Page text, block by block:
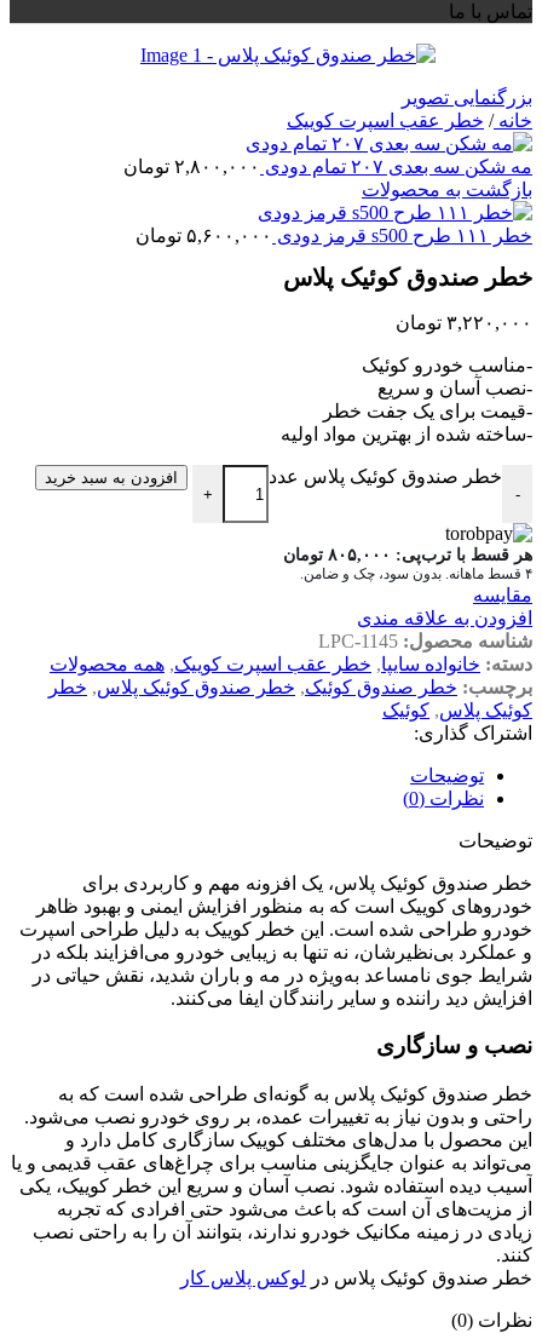
تماس با ما
بزرگنمایی تصویر
خانه/ خطر عقب اسپرت کوییک
مه شکن سه بعدی ۲۰۷ تمام دودی ۲,۸۰۰,۰۰۰ تومان
بازگشت به محصولات
خطر ۱۱۱ طرح s500 قرمز دودی ۵,۶۰۰,۰۰۰ تومان
خطر صندوق کوئیک پلاس
۳,۲۲۰,۰۰۰ تومان
-مناسب خودرو کوئیک
-نصب آسان و سریع
-قیمت برای یک جفت خطر
-ساخته شده از بهترین مواد اولیه
-
خطر صندوق کوئیک پلاس عدد
+
افزودن به سبد خرید
هر قسط با ترب‌پی: ۸۰۵,۰۰۰ تومان
۴ قسط ماهانه. بدون سود، چک و ضامن.
مقایسه
افزودن به علاقه مندی
شناسه محصول: LPC-1145
دسته: خانواده سایپا, خطر عقب اسپرت کوییک, همه محصولات
برچسب: خطر صندوق کوئیک, خطر صندوق کوئیک پلاس, خطر
کوئیک پلاس, کوئیک
اشتراک گذاری:
توضیحات
نظرات (0)
توضیحات
خطر صندوق کوئیک پلاس، یک افزونه مهم و کاربردی برای
خودروهای کوییک است که به منظور افزایش ایمنی و بهبود ظاهر
خودرو طراحی شده است. این خطر کوییک به دلیل طراحی اسپرت
و عملکرد بی‌نظیرشان، نه تنها به زیبایی خودرو می‌افزایند بلکه در
شرایط جوی نامساعد به‌ویژه در مه و باران شدید، نقش حیاتی در
افزایش دید راننده و سایر رانندگان ایفا می‌کنند.
نصب و سازگاری
خطر صندوق کوئیک پلاس به گونه‌ای طراحی شده است که به
راحتی و بدون نیاز به تغییرات عمده، بر روی خودرو نصب می‌شود.
این محصول با مدل‌های مختلف کوییک سازگاری کامل دارد و
می‌تواند به عنوان جایگزینی مناسب برای چراغ‌های عقب قدیمی و یا
آسیب دیده استفاده شود. نصب آسان و سریع این خطر کوییک، یکی
از مزیت‌های آن است که باعث می‌شود حتی افرادی که تجربه
زیادی در زمینه مکانیک خودرو ندارند، بتوانند آن را به راحتی نصب
کنند.
خطر صندوق کوئیک پلاس در لوکس پلاس کار
نظرات (0)